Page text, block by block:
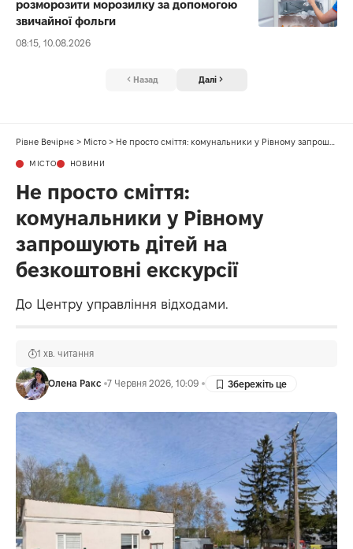
розморозити морозилку за допомогою
звичайної фольги
08:15, 10.08.2026
Назад Далі
Рівне Вечірнє > Місто > Не просто сміття: комунальники у Рівному запрошують дітей на безкоштовні екскурсії
МІСТО НОВИНИ
Не просто сміття:
комунальники у Рівному
запрошують дітей на
безкоштовні екскурсії
До Центру управління відходами.
Олена Ракс 7 Червня 2026, 10:09
1 хв. читання